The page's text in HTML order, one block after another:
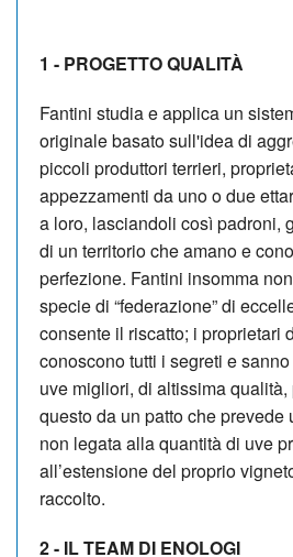
1 - PROGETTO QUALITÀ
Fantini studia e applica un
originale basato sull'idea di
piccoli produttori terrieri,
appezzamenti da uno o due
a loro, lasciandoli così padroni,
di un territorio che amano e
perfezione. Fantini insomma
specie di “federazione” di
consente il riscatto; i proprietari
conoscono tutti i segreti e
uve migliori, di altissima
questo da un patto che prevede
non legata alla quantità di uve
all’estensione del proprio
raccolto.
2 - IL TEAM DI ENOLOGI